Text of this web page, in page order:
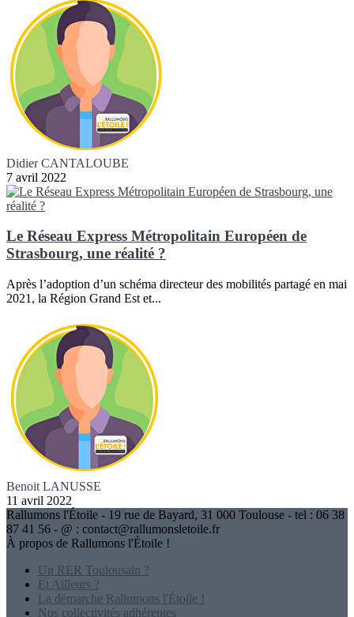
Didier CANTALOUBE
7 avril 2022
Le Réseau Express Métropolitain Européen de
Strasbourg, une réalité ?
Après l’adoption d’un schéma directeur des mobilités partagé en mai
2021, la Région Grand Est et...
Benoit LANUSSE
11 avril 2022
Rallumons l'Étoile - 19 rue de Bayard, 31 000 Toulouse - tel : 06 38
87 41 56 - @ : contact@rallumonsletoile.fr
À propos de Rallumons l'Étoile !
Un RER Toulousain ?
Et Ailleurs ?
La démarche Rallumons l'Étoile !
Nos collectivités adhérentes